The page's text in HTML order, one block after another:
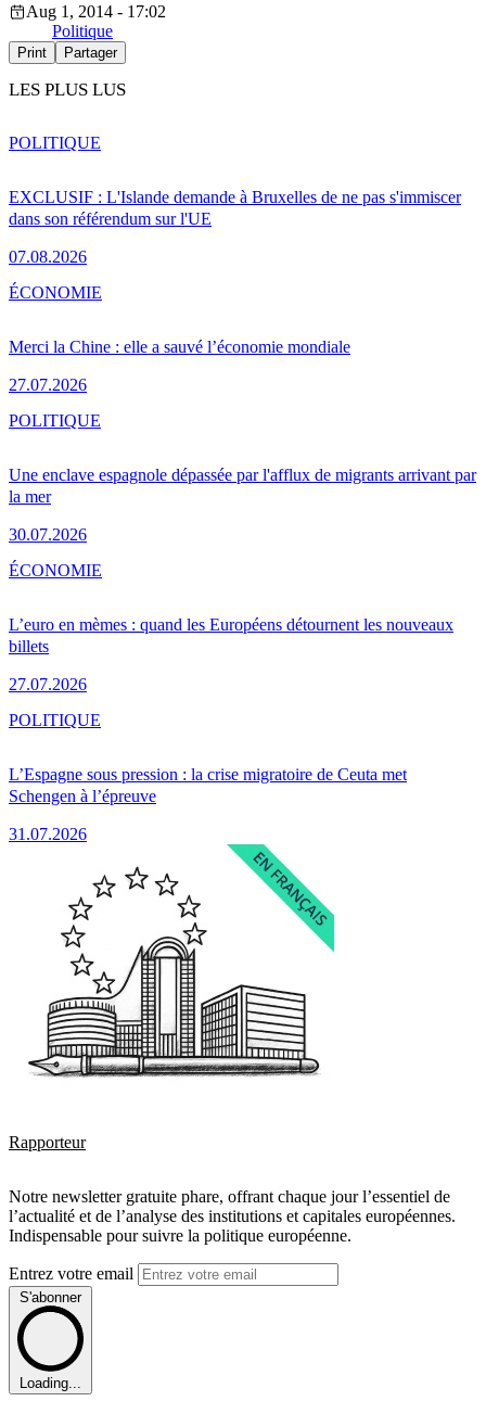
Aug 1, 2014 - 17:02
Politique
Print Partager
LES PLUS LUS
EXCLUSIF : L'Islande demande à Bruxelles de ne pas s'immiscer
dans son référendum sur l'UE
07.08.2026
POLITIQUE
Merci la Chine : elle a sauvé l’économie mondiale
27.07.2026
ÉCONOMIE
Une enclave espagnole dépassée par l'afflux de migrants arrivant par
la mer
30.07.2026
POLITIQUE
L’euro en mèmes : quand les Européens détournent les nouveaux
billets
27.07.2026
ÉCONOMIE
L’Espagne sous pression : la crise migratoire de Ceuta met
Schengen à l’épreuve
31.07.2026
POLITIQUE
Rapporteur
Notre newsletter gratuite phare, offrant chaque jour l’essentiel de
l’actualité et de l’analyse des institutions et capitales européennes.
Indispensable pour suivre la politique européenne.
Entrez votre email
S'abonner
Loading...